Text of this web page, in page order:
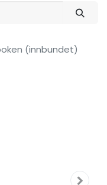
(innbundet)